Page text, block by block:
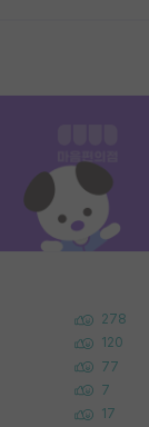
278
120
77
7
17